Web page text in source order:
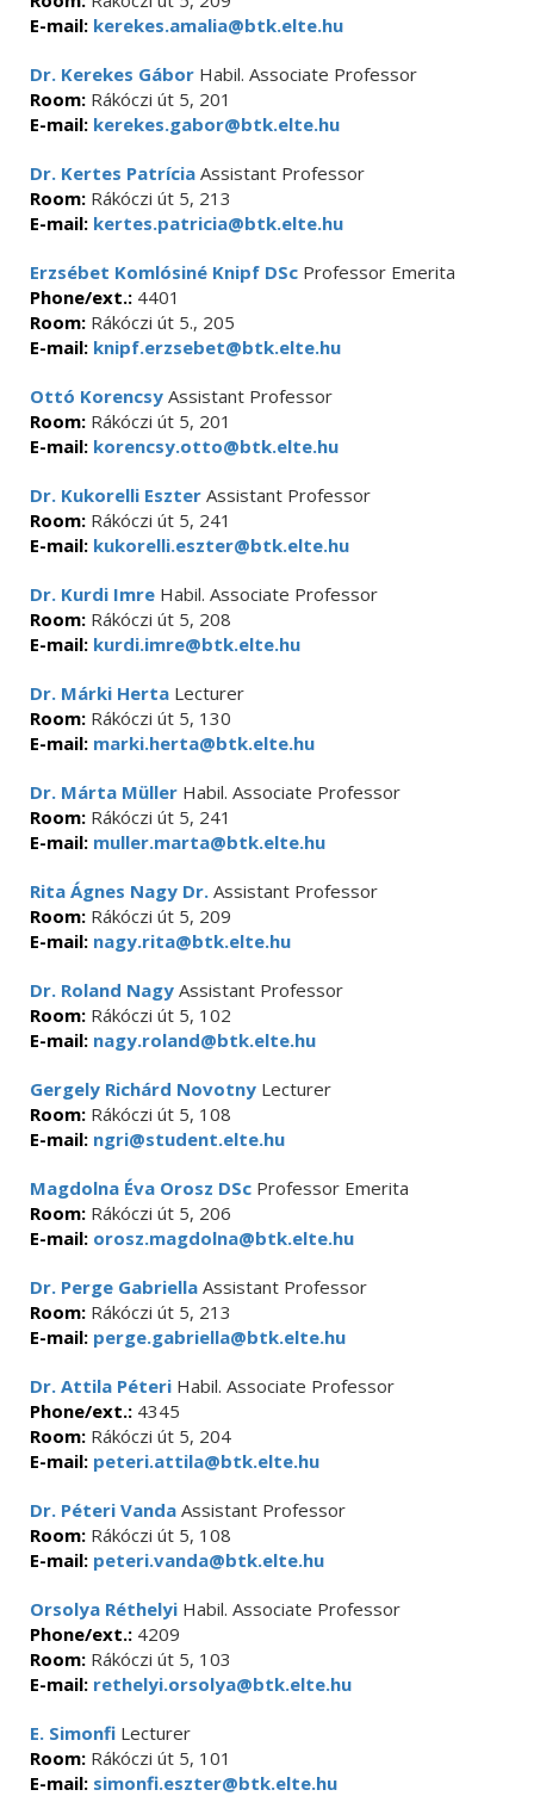
E-mail: kerekes.amalia@btk.elte.hu
Dr. Kerekes Gábor Habil. Associate Professor
Room: Rákóczi út 5, 201
E-mail: kerekes.gabor@btk.elte.hu
Dr. Kertes Patrícia Assistant Professor
Room: Rákóczi út 5, 213
E-mail: kertes.patricia@btk.elte.hu
Erzsébet Komlósiné Knipf DSc Professor Emerita
Phone/ext.: 4401
Room: Rákóczi út 5., 205
E-mail: knipf.erzsebet@btk.elte.hu
Ottó Korencsy Assistant Professor
Room: Rákóczi út 5, 201
E-mail: korencsy.otto@btk.elte.hu
Dr. Kukorelli Eszter Assistant Professor
Room: Rákóczi út 5, 241
E-mail: kukorelli.eszter@btk.elte.hu
Dr. Kurdi Imre Habil. Associate Professor
Room: Rákóczi út 5, 208
E-mail: kurdi.imre@btk.elte.hu
Dr. Márki Herta Lecturer
Room: Rákóczi út 5, 130
E-mail: marki.herta@btk.elte.hu
Dr. Márta Müller Habil. Associate Professor
Room: Rákóczi út 5, 241
E-mail: muller.marta@btk.elte.hu
Rita Ágnes Nagy Dr. Assistant Professor
Room: Rákóczi út 5, 209
E-mail: nagy.rita@btk.elte.hu
Dr. Roland Nagy Assistant Professor
Room: Rákóczi út 5, 102
E-mail: nagy.roland@btk.elte.hu
Gergely Richárd Novotny Lecturer
Room: Rákóczi út 5, 108
E-mail: ngri@student.elte.hu
Magdolna Éva Orosz DSc Professor Emerita
Room: Rákóczi út 5, 206
E-mail: orosz.magdolna@btk.elte.hu
Dr. Perge Gabriella Assistant Professor
Room: Rákóczi út 5, 213
E-mail: perge.gabriella@btk.elte.hu
Dr. Attila Péteri Habil. Associate Professor
Phone/ext.: 4345
Room: Rákóczi út 5, 204
E-mail: peteri.attila@btk.elte.hu
Dr. Péteri Vanda Assistant Professor
Room: Rákóczi út 5, 108
E-mail: peteri.vanda@btk.elte.hu
Orsolya Réthelyi Habil. Associate Professor
Phone/ext.: 4209
Room: Rákóczi út 5, 103
E-mail: rethelyi.orsolya@btk.elte.hu
E. Simonfi Lecturer
Room: Rákóczi út 5, 101
E-mail: simonfi.eszter@btk.elte.hu